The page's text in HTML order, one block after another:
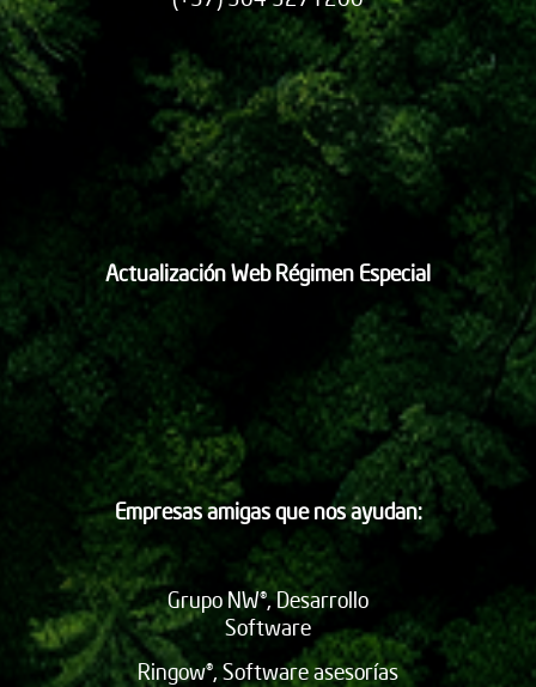
Actualización Web Régimen Especial
Empresas amigas que nos ayudan:
Grupo NW®, Desarrollo
Software
Ringow®, Software asesorías